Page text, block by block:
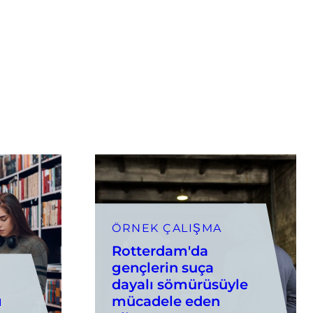
ÖRNEK ÇALIŞMA
Rotterdam'da
gençlerin suça
dayalı sömürüsüyle
mücadele eden